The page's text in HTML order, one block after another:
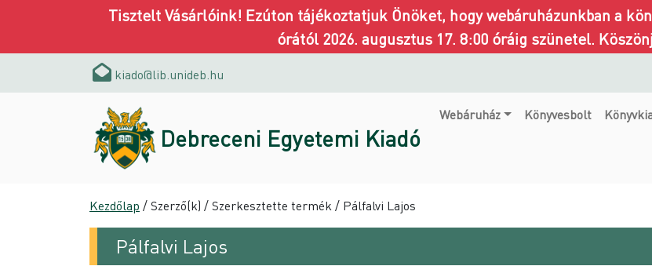
Tisztelt Vásárlóink! Ezúton tájékoztatjuk Önöket, hogy webáruházunkban a
órától 2026. augusztus 17. 8:00 óráig szünetel.
kiado@lib.unideb.hu
Debreceni Egyetemi Kiadó
Webáruház Könyvesbolt
Kezdőlap / Szerző(k) / Szerkesztette termék / Pálfalvi Lajos
Pálfalvi Lajos